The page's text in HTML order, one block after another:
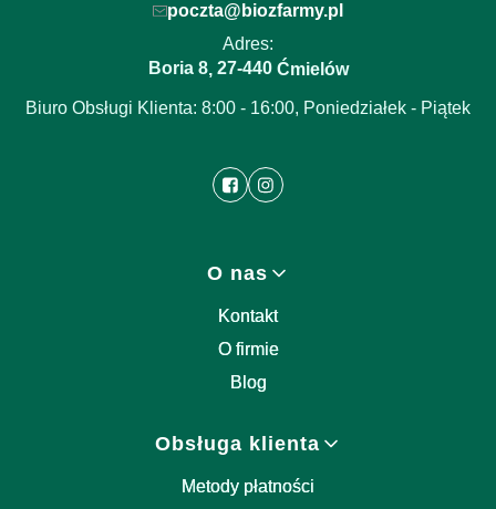
poczta@biozfarmy.pl
Adres:
Boria 8, 27-440Ćmielów
Biuro Obsługi Klienta: 8:00 - 16:00, Poniedziałek - Piątek
O nas
Kontakt
O firmie
Blog
Obsługa klienta
Metody płatności